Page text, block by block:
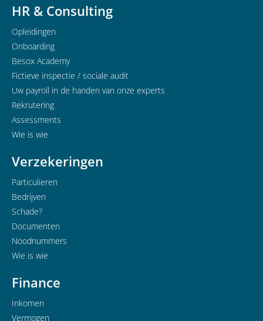
HR & Consulting
Opleidingen
Onboarding
Besox Academy
Fictieve inspectie / sociale audit
Uw payroll in de handen van onze experts
Rekrutering
Assessments
Wie is wie
Verzekeringen
Particulieren
Bedrijven
Schade?
Documenten
Noodnummers
Wie is wie
Finance
Inkomen
Vermogen